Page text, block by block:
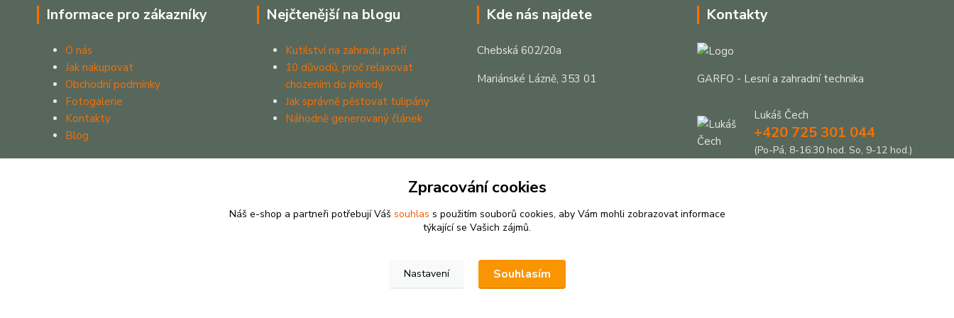
Informace pro zákazníky
O nás
Jak nakupovat
Obchodní podmínky
Fotogalerie
Kontakty
Blog
Nejčtenější na blogu
Kutilství na zahradu patří
10 důvodů, proč relaxovat
chozením do přírody
Jak správně pěstovat tulipány
Náhodně generovaný článek
Kde nás najdete
Chebská 602/20a
Mariánské Lázně, 353 01
Kontakty
GARFO - Lesní a zahradní technika
Lukáš Čech
+420 725 301 044
(Po-Pá, 8-16:30 hod. So, 9-12 hod.)
Zpracování cookies
Náš e-shop a partneři potřebují Váš souhlas s použitím souborů cookies, aby Vám mohli zobrazovat informace
týkající se Vašich zájmů.
Nastavení Souhlasím